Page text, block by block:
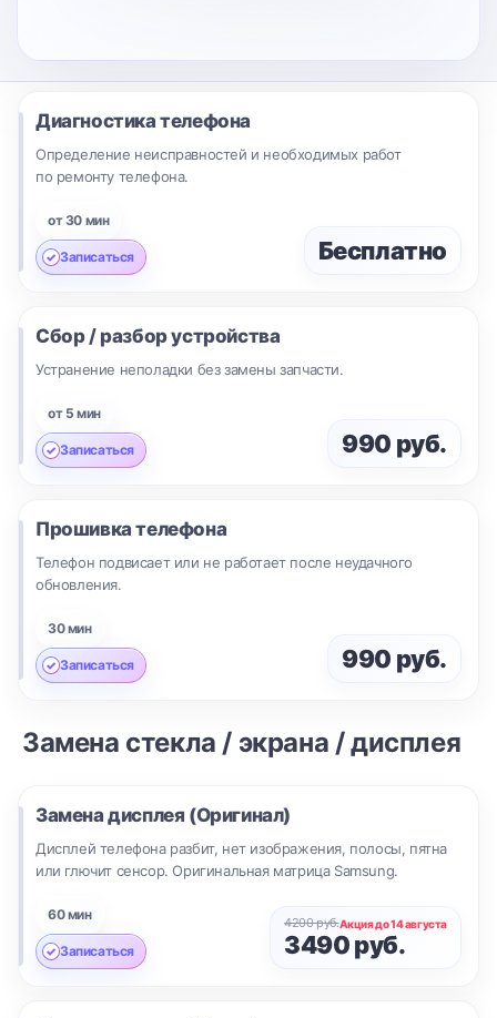
Диагностика телефона
Определение неисправностей и необходимых работ
по ремонту телефона.
от 30 мин
Записаться Бесплатно
Сбор / разбор устройства
Устранение неполадки без замены запчасти.
от 5 мин
Записаться 990 руб.
Прошивка телефона
Телефон подвисает или не работает после неудачного
обновления.
30 мин
Записаться 990 руб.
Замена стекла / экрана / дисплея
Замена дисплея (Оригинал)
Дисплей телефона разбит, нет изображения, полосы, пятна
или глючит сенсор. Оригинальная матрица Samsung.
60 мин
Записаться
4200 руб.Акция до 14 августа
3490 руб.